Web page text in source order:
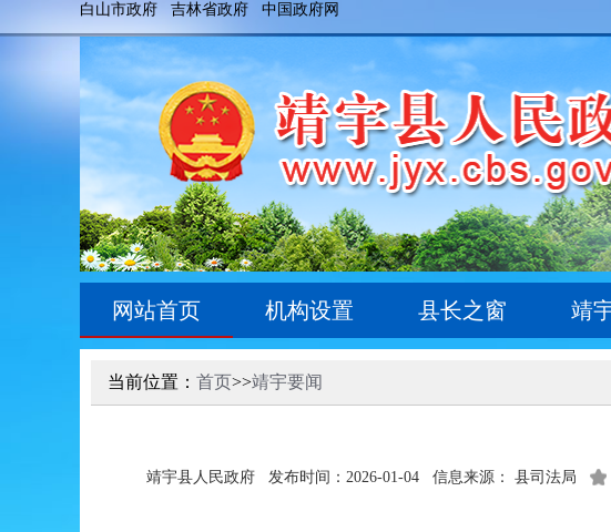
白山市政府 吉林省政府 中国政府网
网站首页 机构设置 县长之窗 靖
当前位置： 首页>>靖宇要闻
靖宇县人民政府 发布时间：2026-01-04 信息来源： 县司法局